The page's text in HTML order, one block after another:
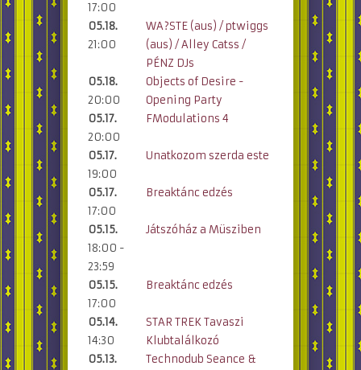
17:00
05.18.
21:00
WA?STE (aus) / ptwiggs
(aus) / Alley Catss /
PÉNZ DJs
05.18.
20:00
Objects of Desire -
Opening Party
05.17.
20:00
FModulations 4
05.17.
19:00
Unatkozom szerda este
05.17.
17:00
Breaktánc edzés
05.15.
18:00 -
23:59
Játszóház a Müsziben
05.15.
17:00
Breaktánc edzés
05.14.
14:30
STAR TREK Tavaszi
Klubtalálkozó
05.13.
Technodub Seance &